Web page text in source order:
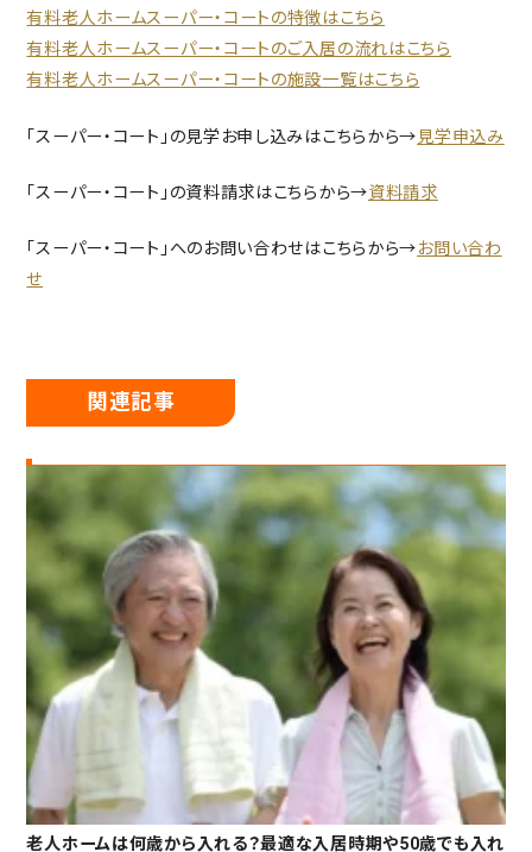
有料老人ホームスーパー・コートの特徴はこちら
有料老人ホームスーパー・コートのご入居の流れはこちら
有料老人ホームスーパー・コートの施設一覧はこちら
「スーパー・コート」の見学お申し込みはこちらから→ 見学申込み
「スーパー・コート」の資料請求はこちらから→資料請求
「スーパー・コート」へのお問い合わせはこちらから→お問い合わ
せ
関連記事
老人ホームは何歳から入れる？最適な入居時期や50歳でも入れ